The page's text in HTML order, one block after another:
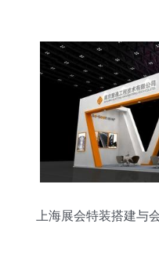
上海展会特装搭建与